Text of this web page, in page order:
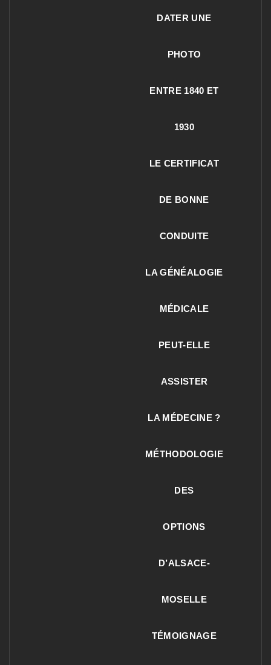
DATER UNE
PHOTO
ENTRE 1840 ET
1930
LE CERTIFICAT
DE BONNE
CONDUITE
LA GÉNÉALOGIE
MÉDICALE
PEUT-ELLE
ASSISTER
LA MÉDECINE ?
MÉTHODOLOGIE
DES
OPTIONS
D’ALSACE-
MOSELLE
TÉMOIGNAGE